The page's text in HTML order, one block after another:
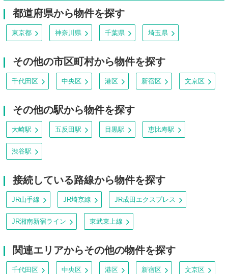
都道府県から物件を探す
東京都 神奈川県 千葉県 埼玉県
その他の市区町村から物件を探す
千代田区 中央区 港区 新宿区 文京区
その他の駅から物件を探す
大崎駅 五反田駅 目黒駅 恵比寿駅
渋谷駅
接続している路線から物件を探す
JR山手線 JR埼京線 JR成田エクスプレス
JR湘南新宿ライン 東武東上線
関連エリアからその他の物件を探す
千代田区 中央区 港区 新宿区 文京区